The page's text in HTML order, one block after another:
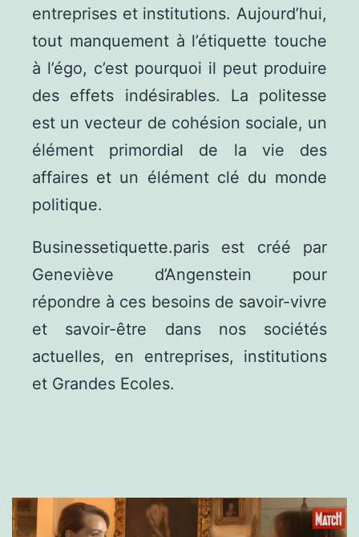
entreprises et institutions. Aujourd’hui,
tout manquement à l’étiquette touche
à l’égo, c’est pourquoi il peut produire
des effets indésirables. La politesse
est un vecteur de cohésion sociale, un
élément primordial de la vie des
affaires et un élément clé du monde
politique.
Businessetiquette.paris est créé par
Geneviève d’Angenstein pour
répondre à ces besoins de savoir-vivre
et savoir-être dans nos sociétés
actuelles, en entreprises, institutions
et Grandes Ecoles.